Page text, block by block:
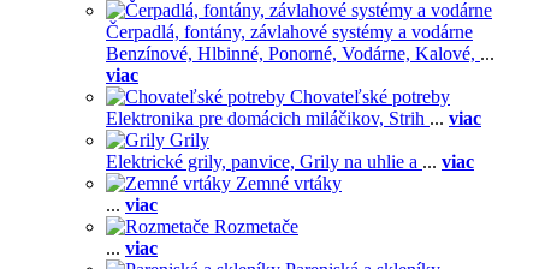
Čerpadlá, fontány, závlahové systémy a vodárne
Benzínové, Hlbinné, Ponorné, Vodárne, Kalové, ...
viac
Chovateľské potreby
Elektronika pre domácich miláčikov, Strih ... viac
Grily
Elektrické grily, panvice, Grily na uhlie a ... viac
Zemné vrtáky
... viac
Rozmetače
... viac